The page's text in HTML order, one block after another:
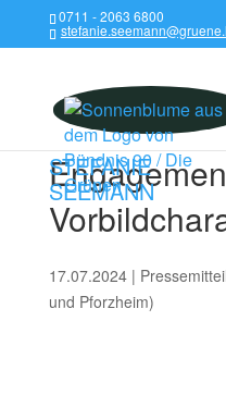
0711 - 2063 6800
STEFANIE
SEEMANN
17.07.2024|
und Pforzheim)